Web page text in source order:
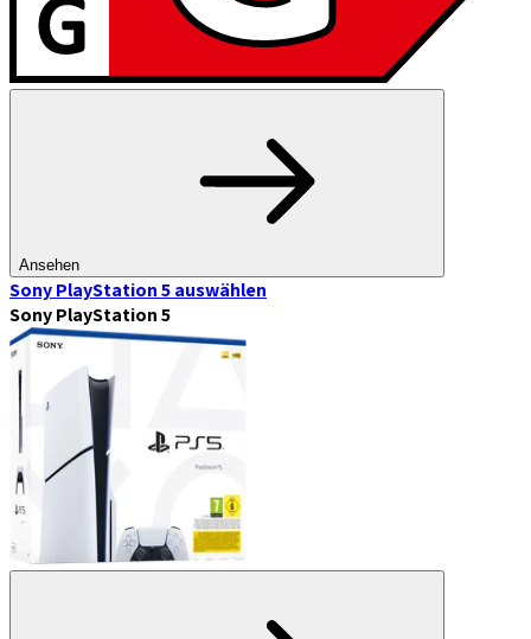
Ansehen
Sony PlayStation 5auswählen
Sony PlayStation 5